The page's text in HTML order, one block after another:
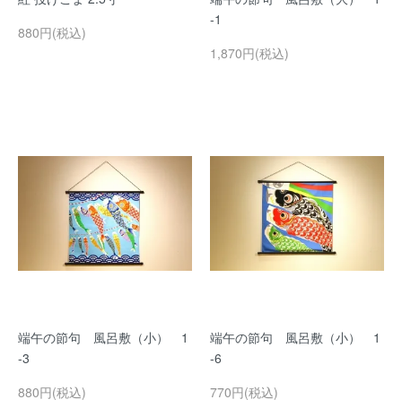
880円(税込)
-1
1,870円(税込)
端午の節句 風呂敷（小） 1
-3
880円(税込)
端午の節句 風呂敷（小） 1
-6
770円(税込)